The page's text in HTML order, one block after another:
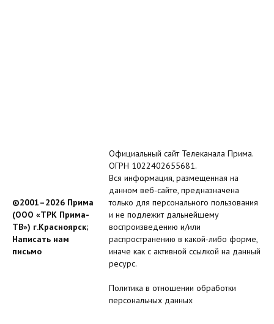
©2001–2026 Прима
(ООО «ТРК Прима-
ТВ») г.Красноярск;
Написать нам
письмо
Официальный сайт Телеканала Прима.
ОГРН 1022402655681.
Вся информация, размещенная на
данном веб-сайте, предназначена
только для персонального пользования
и не подлежит дальнейшему
воспроизведению и/или
распространению в какой-либо форме,
иначе как с активной ссылкой на данный
ресурс.
Политика в отношении обработки
персональных данных